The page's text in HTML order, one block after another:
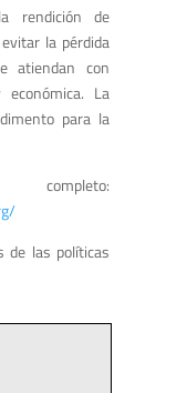
rendición de
la pérdida
atiendan con
La
para la
de las políticas